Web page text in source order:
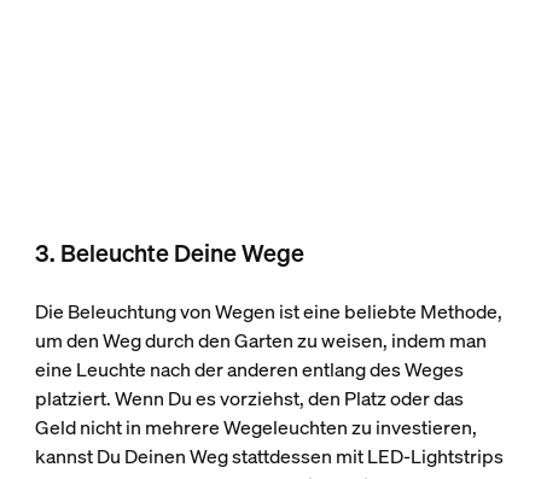
3. Beleuchte Deine Wege
Die Beleuchtung von Wegen ist eine beliebte Methode,
um den Weg durch den Garten zu weisen, indem man
eine Leuchte nach der anderen entlang des Weges
platziert. Wenn Du es vorziehst, den Platz oder das
Geld nicht in mehrere Wegeleuchten zu investieren,
kannst Du Deinen Weg stattdessen mit LED-Lightstrips